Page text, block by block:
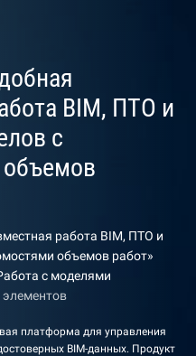
BIM, ПТО и
с
работа BIM, ПТО и
объемов работ»
с моделями
платформа для управления
BIM-данных. Продукт